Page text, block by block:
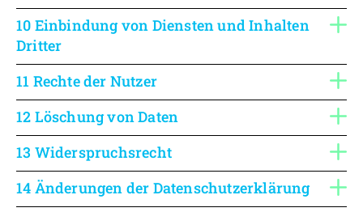
10 Einbindung von Diensten und Inhalten
Dritter
11 Rechte der Nutzer
12 Löschung von Daten
13 Widerspruchsrecht
14 Änderungen der Datenschutzerklärung